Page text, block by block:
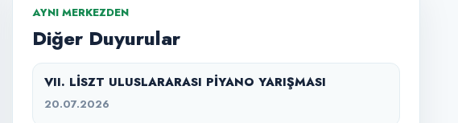
AYNI MERKEZDEN
Diğer Duyurular
VII. LİSZT ULUSLARARASI PİYANO YARIŞMASI
20.07.2026